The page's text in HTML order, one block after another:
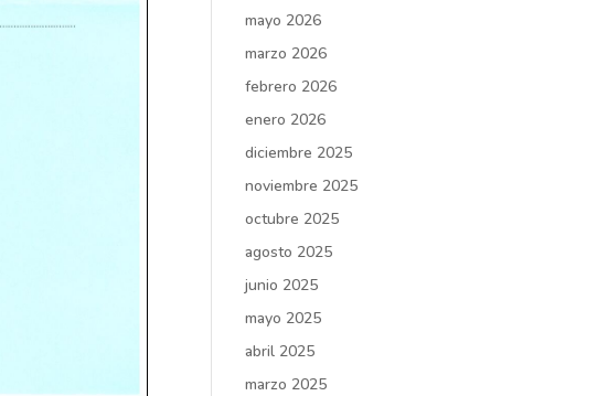
mayo 2026
marzo 2026
febrero 2026
enero 2026
diciembre 2025
noviembre 2025
octubre 2025
agosto 2025
junio 2025
mayo 2025
abril 2025
marzo 2025